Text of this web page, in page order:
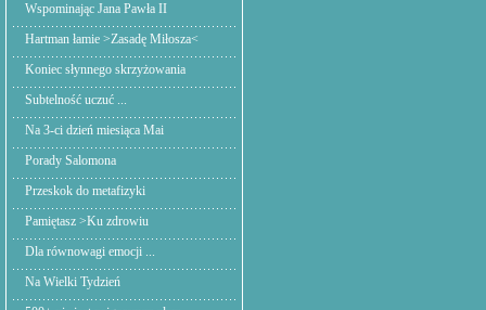
Wspominając Jana Pawła II
Hartman łamie >Zasadę Miłosza<
Koniec słynnego skrzyżowania
Subtelność uczuć ...
Na 3-ci dzień miesiąca Mai
Porady Salomona
Przeskok do metafizyki
Pamiętasz >Ku zdrowiu
Dla równowagi emocji ...
Na Wielki Tydzień